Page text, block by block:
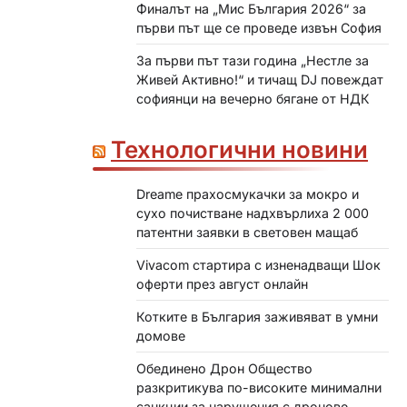
Финалът на „Мис България 2026“ за
първи път ще се проведе извън София
За първи път тази година „Нестле за
Живей Активно!“ и тичащ DJ повеждат
софиянци на вечерно бягане от НДК
Технологични новини
Dreame прахосмукачки за мокро и
сухо почистване надхвърлиха 2 000
патентни заявки в световен мащаб
Vivacom стартира с изненадващи Шок
оферти през август онлайн
Котките в България заживяват в умни
домове
Обединено Дрон Общество
разкритикува по-високите минимални